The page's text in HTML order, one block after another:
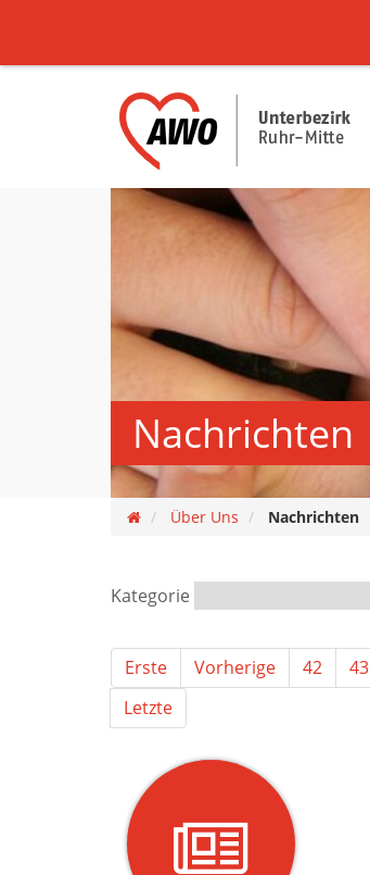
Nachrichten
Über Uns Nachrichten
Kategorie
Erste Vorherige 42 43
Letzte